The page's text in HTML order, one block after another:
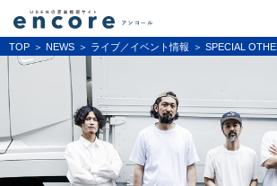
TOP NEWS ライブ／イベント情報 SPECIAL